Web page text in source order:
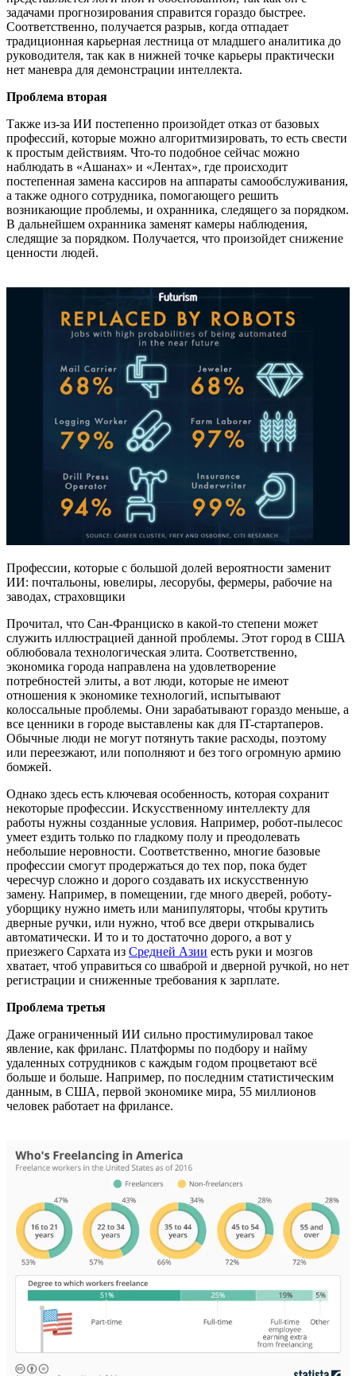
задачами прогнозирования справится гораздо быстрее.
Соответственно, получается разрыв, когда отпадает
традиционная карьерная лестница от младшего аналитика до
руководителя, так как в нижней точке карьеры практически
нет маневра для демонстрации интеллекта.
Проблема вторая
Также из-за ИИ постепенно произойдет отказ от базовых
профессий, которые можно алгоритмизировать, то есть свести
к простым действиям. Что-то подобное сейчас можно
наблюдать в «Ашанах» и «Лентах», где происходит
постепенная замена кассиров на аппараты самообслуживания,
а также одного сотрудника, помогающего решить
возникающие проблемы, и охранника, следящего за порядком.
В дальнейшем охранника заменят камеры наблюдения,
следящие за порядком. Получается, что произойдет снижение
ценности людей.
Профессии, которые с большой долей вероятности заменит
ИИ: почтальоны, ювелиры, лесорубы, фермеры, рабочие на
заводах, страховщики
Прочитал, что Сан-Франциско в какой-то степени может
служить иллюстрацией данной проблемы. Этот город в США
облюбовала технологическая элита. Соответственно,
экономика города направлена на удовлетворение
потребностей элиты, а вот люди, которые не имеют
отношения к экономике технологий, испытывают
колоссальные проблемы. Они зарабатывают гораздо меньше, а
все ценники в городе выставлены как для IT-стартаперов.
Обычные люди не могут потянуть такие расходы, поэтому
или переезжают, или пополняют и без того огромную армию
бомжей.
Однако здесь есть ключевая особенность, которая сохранит
некоторые профессии. Искусственному интеллекту для
работы нужны созданные условия. Например, робот-пылесос
умеет ездить только по гладкому полу и преодолевать
небольшие неровности. Соответственно, многие базовые
профессии смогут продержаться до тех пор, пока будет
чересчур сложно и дорого создавать их искусственную
замену. Например, в помещении, где много дверей, роботу-
уборщику нужно иметь или манипуляторы, чтобы крутить
дверные ручки, или нужно, чтоб все двери открывались
автоматически. И то и то достаточно дорого, а вот у
приезжего Сархата из Средней Азии есть руки и мозгов
хватает, чтоб управиться со шваброй и дверной ручкой, но нет
регистрации и сниженные требования к зарплате.
Проблема третья
Даже ограниченный ИИ сильно простимулировал такое
явление, как фриланс. Платформы по подбору и найму
удаленных сотрудников с каждым годом процветают всё
больше и больше. Например, по последним статистическим
данным, в США, первой экономике мира, 55 миллионов
человек работает на фрилансе.